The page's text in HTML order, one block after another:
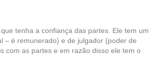
tenha a confiança das partes. Ele tem um
– é remunerado) e de julgador (poder de
com as partes e em razão disso ele tem o